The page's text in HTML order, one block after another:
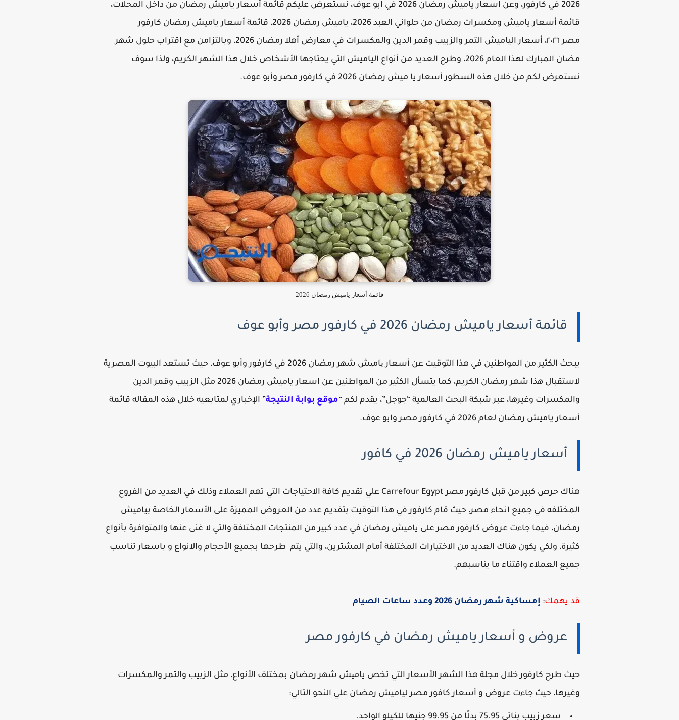
2026 في كارفور، وعن اسعار ياميش رمضان 2026 في ابو عوف، نستعرض عليكم قائمة أسعار ياميش رمضان من داخل المحلات،
قائمة أسعار ياميش ومكسرات رمضان من حلواني العبد 2026، ياميش رمضان 2026، قائمة أسعار ياميش رمضان كارفور
مصر ٢٠٢٦، أسعار الياميش التمر والزبيب وقمر الدين والمكسرات في معارض أهلا رمضان 2026، وبالتزامن مع اقتراب حلول شهر
مضان المبارك لهذا العام 2026، وطرح العديد من أنواع الياميش التي يحتاجها الأشخاص خلال هذا الشهر الكريم، ولذا سوف
نستعرض لكم من خلال هذه السطور أسعار يا ميش رمضان 2026 في كارفور مصر وأبو عوف.
قائمة أسعار ياميش رمضان 2026
قائمة أسعار ياميش رمضان 2026 في كارفور مصر وأبو عوف
يبحث الكثير من المواطنين في هذا التوقيت عن أسعار یامیش شهر رمضان 2026 في كارفور وأبو عوف، حيث تستعد البيوت المصرية
لاستقبال هذا شهر رمضان الكريم، كما يتسأل الكثير من المواطنين عن اسعار ياميش رمضان 2026 مثل الزبيب وقمر الدين
والمكسرات وغيرها، عبر شبكة البحث العالمية “جوجل”، يقدم لكم “موقع بوابة النتيجة” الإخباري لمتابعيه خلال هذه المقاله قائمة
أسعار ياميش رمضان لعام 2026 في كارفور مصر وابو عوف.
أسعار ياميش رمضان 2026 في كافور
هناك حرص كبير من قبل كارفور مصر Carrefour Egypt علي تقديم كافة الاحتياجات التي تهم العملاء وذلك في العديد من الفروع
المختلفه في جميع انحاء مصر، حيث قام كارفور في هذا التوقيت بتقديم عدد من العروض المميزة على الأسعار الخاصة بياميش
رمضان، فيما جاءت عروض كارفور مصر على ياميش رمضان في عدد كبير من المنتجات المختلفة والتي لا غنى عنها والمتوافرة بأنواع
كثيرة، ولكي يكون هناك العديد من الاختيارات المختلفة أمام المشترين، والتي يتم طرحها بجميع الأحجام والانواع و باسعار تناسب
جميع العملاء واقتناء ما يناسبهم.
قد يهمك: إمساكية شهر رمضان 2026 وعدد ساعات الصيام
عروض و أسعار ياميش رمضان في كارفور مصر
حيث طرح كارفور خلال مجلة هذا الشهر الأسعار التي تخص يامیش شهر رمضان بمختلف الأنواع، مثل الزبيب والتمر والمكسرات
وغيرها، حيث جاءت عروض و أسعار كافور مصر لياميش رمضان علي النحو التالي:
سعر زبيب بناتي 75.95 بدلًا من 99.95 جنيها للكيلو الواحد.